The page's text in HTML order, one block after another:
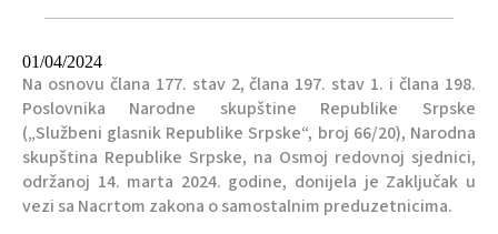
01/04/2024
Na osnovu člana 177. stav 2, člana 197. stav 1. i člana 198.
Poslovnika Narodne skupštine Republike Srpske
(„Službeni glasnik Republike Srpske“, broj 66/20), Narodna
skupština Republike Srpske, na Osmoj redovnoj sjednici,
održanoj 14. marta 2024. godine, donijela je Zaključak u
vezi sa Nacrtom zakona o samostalnim preduzetnicima.